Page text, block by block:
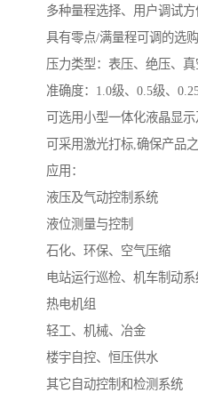
多种量程选择、用户调试方
具有零点/满量程可调的选
压力类型：表压、绝压、真
准确度：1.0级、0.5级、
可选用小型一体化液晶显
可采用激光打标,确保产品
应用：
液压及气动控制系统
液位测量与控制
石化、环保、空气压缩
电站运行巡检、机车制动系
热电机组
轻工、机械、冶金
楼宇自控、恒压供水
其它自动控制和检测系统